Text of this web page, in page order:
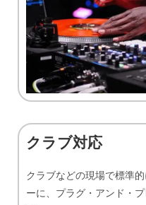
クラブ対応
クラブなどの現場で標準
ーに、プラグ・アンド・